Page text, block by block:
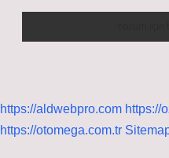
https://aldwebpro.com https://
https://otomega.com.tr